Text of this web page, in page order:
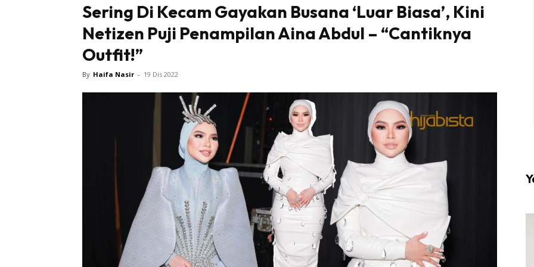
Tampil #1 on top dengan fashion muslimah terkini di
Sering Di Kecam Gayakan Busana ‘Luar Biasa’, Kini
Netizen Puji Penampilan Aina Abdul – “Cantiknya
Outfit!”
By Haifa Nasir - 19 Dis 2022